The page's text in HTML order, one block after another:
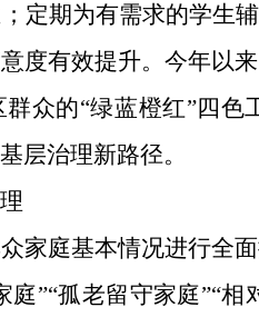
定期为有需求的学
度有效提升。今年以
众的“绿蓝橙红”四
层治理新路径。
家庭基本情况进行全
庭”“孤老留守家庭”“